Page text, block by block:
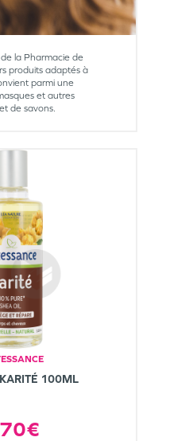
la Pharmacie de
produits adaptés à
parmi une
et autres
de savons.
100ML